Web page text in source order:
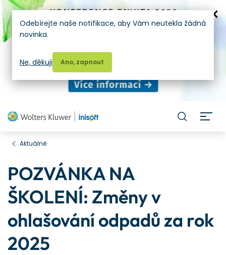
Aktuálně
POZVÁNKA NA
ŠKOLENÍ: Změny v
ohlašování odpadů za rok
2025
Odebírejte naše notifikace, aby Vám neutekla žádná
novinka.
Ano, zapnout
Ne, děkuji